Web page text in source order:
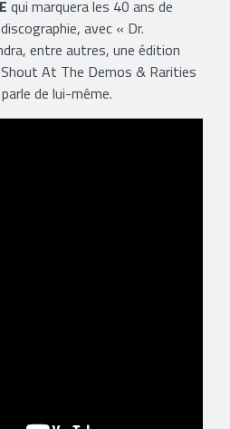
qui marquera les 40 ans de
avec « Dr.
entre autres, une édition
At The Demos & Rarities
de lui-même.